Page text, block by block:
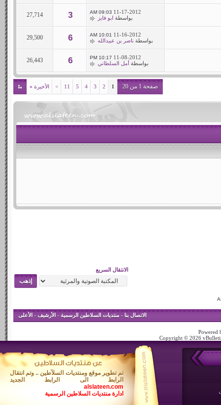
11-17-2012
09:03 AM
بواسطة ابو فايز 3
27,714
11-16-2012
10:01 AM
بواسطة ناصر بن عبيدالله 6
29,500
11-08-2012
10:17 PM
بواسطة أمل السلطاني 6
26,443
صفحة 1 من 20 1
2
3
4
5
11
> الأخيرة »
الانتقال السريع
الاتصال بنا - منتديات السلاطين الرسمية- الأرشيف- الأعلى
Powered
Copyright © 2026
تم تطوير موقع ومنتديات السلآطين .. وتم انتقال
الرابط الى الرابط الجديد
alslateen.com
ادارة منتديات السلاطين الرسمية